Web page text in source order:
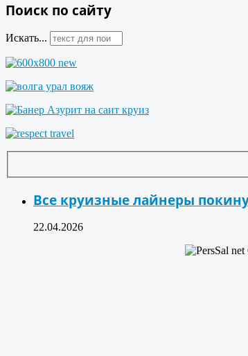
Поиск по сайту
Искать...
Все круизные лайнеры
22.04.2026